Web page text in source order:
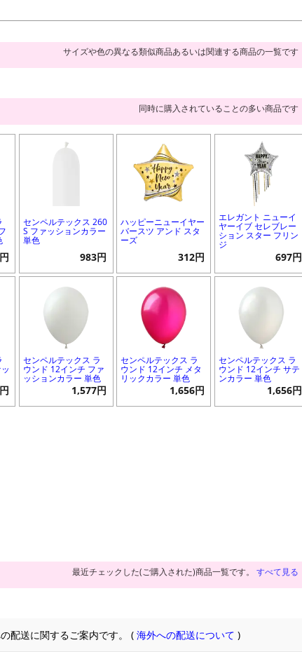
サイズや色の異なる類似商品あるいは関連する商品の一覧です
同時に購入されていることの多い商品です
センペルテックス 260
S ファッションカラー
単色
983円
ハッピーニューイヤー
バースツ アンド スタ
ーズ
312円
エレガント ニューイ
ヤーイブ セレブレー
ション スター フリン
ジ
697円
センペルテックス ラ
ウンド 12インチ ファ
ッションカラー 単色
1,577円
センペルテックス ラ
ウンド 12インチ メタ
リックカラー 単色
1,656円
センペルテックス ラ
ウンド 12インチ サテ
ンカラー 単色
1,656円
最近チェックした(ご購入された)商品一覧です。 すべて見る
配送に関するご案内です。 (海外への配送について )